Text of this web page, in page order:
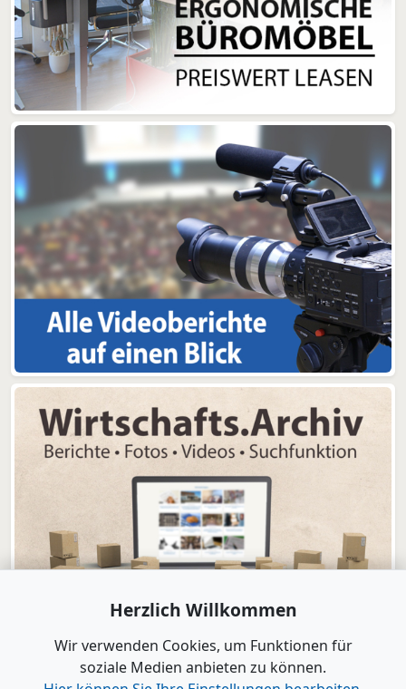
Herzlich Willkommen
Wir verwenden Cookies, um Funktionen für
soziale Medien anbieten zu können.